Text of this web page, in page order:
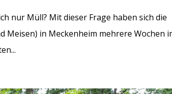
nur Müll? Mit dieser Frage haben sich die
Meisen) in Meckenheim mehrere Wochen